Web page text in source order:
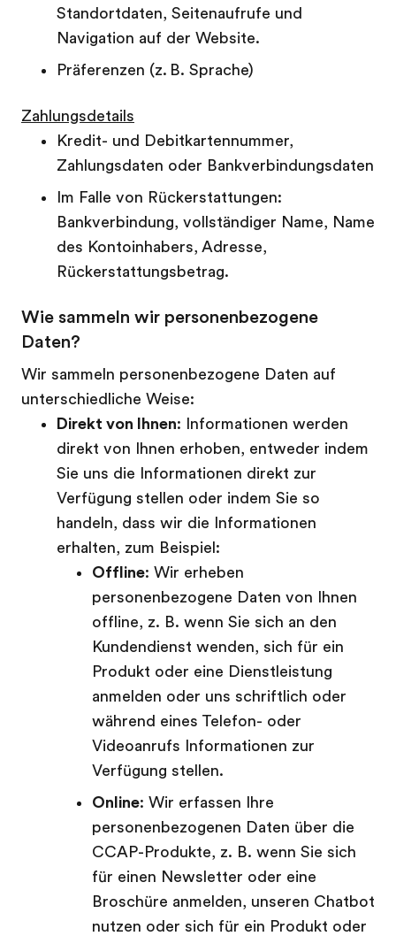
Standortdaten, Seitenaufrufe und
Navigation auf der Website.
Präferenzen (z. B. Sprache)
Zahlungsdetails
Kredit- und Debitkartennummer,
Zahlungsdaten oder Bankverbindungsdaten
Im Falle von Rückerstattungen:
Bankverbindung, vollständiger Name, Name
des Kontoinhabers, Adresse,
Rückerstattungsbetrag.
Wie sammeln wir personenbezogene
Daten?
Wir sammeln personenbezogene Daten auf
unterschiedliche Weise:
Direkt von Ihnen: Informationen werden
direkt von Ihnen erhoben, entweder indem
Sie uns die Informationen direkt zur
Verfügung stellen oder indem Sie so
handeln, dass wir die Informationen
erhalten, zum Beispiel:
Offline: Wir erheben
personenbezogene Daten von Ihnen
offline, z. B. wenn Sie sich an den
Kundendienst wenden, sich für ein
Produkt oder eine Dienstleistung
anmelden oder uns schriftlich oder
während eines Telefon- oder
Videoanrufs Informationen zur
Verfügung stellen.
Online: Wir erfassen Ihre
personenbezogenen Daten über die
CCAP-Produkte, z. B. wenn Sie sich
für einen Newsletter oder eine
Broschüre anmelden, unseren Chatbot
nutzen oder sich für ein Produkt oder